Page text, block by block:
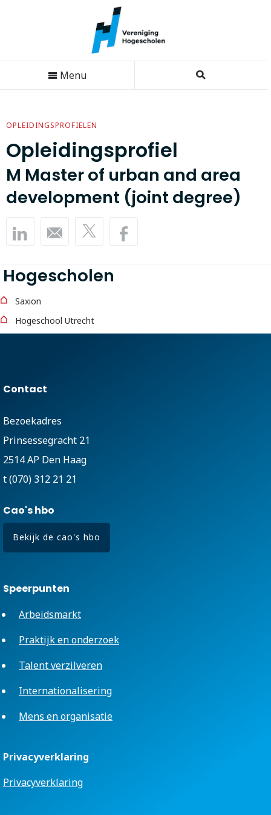
Menu
OPLEIDINGSPROFIELEN
Opleidingsprofiel
M Master of urban and area
development (joint degree)
Hogescholen
Saxion
Hogeschool Utrecht
Contact
Bezoekadres
Prinsessegracht 21
2514 AP Den Haag
t (070) 312 21 21
Cao's hbo
Bekijk de cao's hbo
Speerpunten
Arbeidsmarkt
Praktijk en onderzoek
Talent verzilveren
Internationalisering
Mens en organisatie
Privacyverklaring
Privacyverklaring